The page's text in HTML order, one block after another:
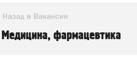
Назад в Вакансии
Медицина, фармацевтика